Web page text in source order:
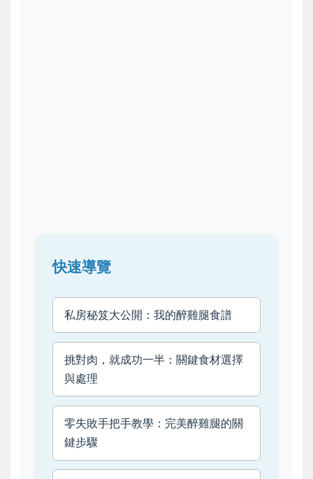
快速導覽
私房秘笈大公開：我的醉雞腿食譜
挑對肉，就成功一半：關鍵食材選擇
與處理
零失敗手把手教學：完美醉雞腿的關
鍵步驟